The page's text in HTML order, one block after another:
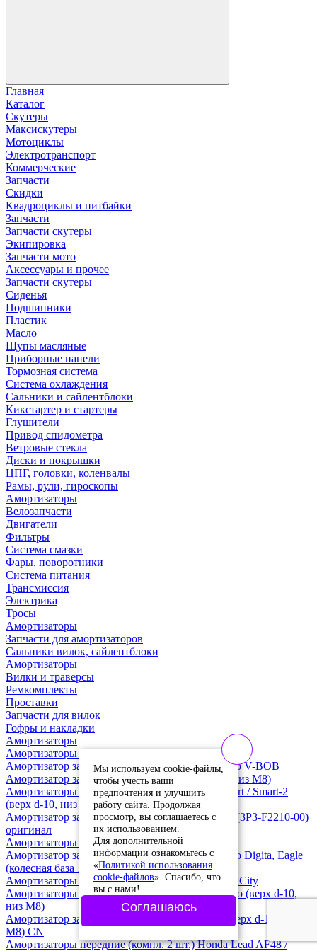
Главная
Каталог
Скутеры
Максискутеры
Мотоциклы
Электротранспорт
Коммерческие
Запчасти
Скидки
Квадроциклы и питбайки
Запчасти
Запчасти скутеры
Экипировка
Запчасти мото
Аксессуары и прочее
Запчасти скутеры
Сиденья
Подшипники
Пластик
Масло
Щупы масляные
Приборные панели
Тормозная система
Система охлаждения
Сальники и сайлентблоки
Кикстартер и стартеры
Глушители
Привод спидометра
Ветровые стекла
Диски и покрышки
ЦПГ, головки, коленвалы
Рамы, рули, гироскопы
Амортизаторы
Велозапчасти
Двигатели
Фильтры
Система смазки
Фары, поворотники
Система питания
Трансмиссия
Электрика
Тросы
Амортизаторы
Запчасти для амортизаторов
Сальники вилок, сайлентблоки
Амортизаторы
Вилки и траверсы
Ремкомплекты
Проставки
Запчасти для вилок
Гофры и накладки
Амортизаторы
Амортизаторы передние (2шт.) Vento Jet 170cc
Амортизатор задний 310 мм. Longjia / Regulmoto V-BOB
Амортизатор задний 315 мм. Vento (верх d-10, низ М8)
Амортизаторы задние 335 мм. (2 шт.) Vento Smart / Smart-2
(верх d-10, низ М8)
Амортизатор задний 240мм. Yamaha Jog SA55J (3P3-F2210-00)
оригинал
Амортизаторы передние (2 шт.) Vento Smart-3
Амортизатор задний 310 мм. Longjia / Regulmoto Digita, Eagle
(колесная база 12")
Амортизаторы передние (комплект 2 шт.) Vento City
Амортизаторы задние 275 мм. (2 шт.) Vento Retro (верх d-10,
низ М8)
Амортизатор задний 270 мм. Yamaha / Honda (верх d-10, низ
М8) CN
Амортизаторы передние (компл. 2 шт.) Honda Lead AF48 /
Мы используем cookie-файлы,
чтобы учесть ваши
предпочтения и улучшить
работу сайта. Продолжая
просмотр, вы соглашаетесь с
их использованием.
Для дополнительной
информации ознакомьтесь с
«Политикой использования
cookie-файлов». Спасибо, что
вы с нами!
Соглашаюсь